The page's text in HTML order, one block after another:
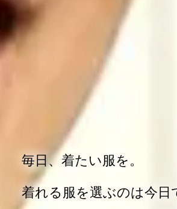
毎日、着たい服を。
着れる服を選ぶのは今日